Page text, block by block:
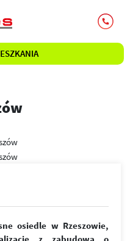
osiedle w Rzeszowie,